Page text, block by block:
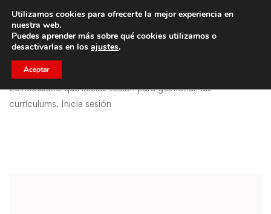
Trae a un amigo y llevaos un total de 75€ de descuento.
Es necesario que inicies sesión para gestionar tus
currículums. Inicia sesión
Utilizamos cookies para ofrecerte la mejor experiencia en
nuestra web.
Puedes aprender más sobre qué cookies utilizamos o
desactivarlas en los ajustes.
Aceptar